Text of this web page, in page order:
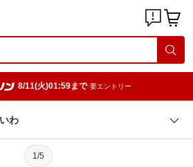
8/11(火)01:59まで 要エントリー
わ
1/5